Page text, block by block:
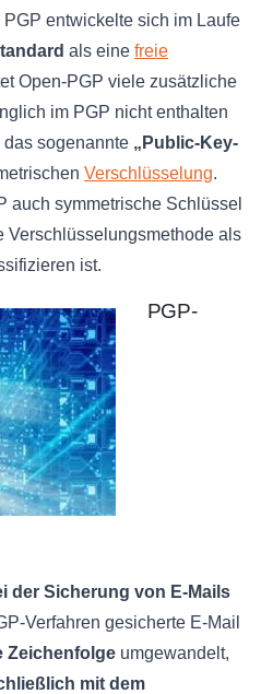
entwickelte sich im Laufe
als eine freie
Open-PGP viele zusätzliche
im PGP nicht enthalten
sogenannte „Public-Key-
Verschlüsselung.
auch symmetrische Schlüssel
Verschlüsselungsmethode als
ist.
PGP-
der Sicherung von E-Mails
Verfahren gesicherte E-Mail
Zeichenfolge umgewandelt,
mit dem